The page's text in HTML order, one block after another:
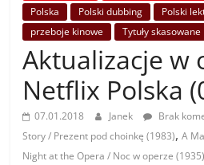
Polska
Polski dubbing Polski
przeboje kinowe
Tytuły skasowane
Aktualizacje w
Netflix Polska
07.01.2018 Janek Brak
Story / Prezent pod choinkę (1983),A
Night at the Opera / Noc w operze (1935)